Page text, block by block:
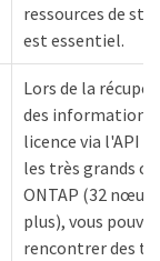
ressources de
est essentiel.
Lors de la
des informations
licence via l'API
les très grands
ONTAP (32
plus), vous pouvez
rencontrer des